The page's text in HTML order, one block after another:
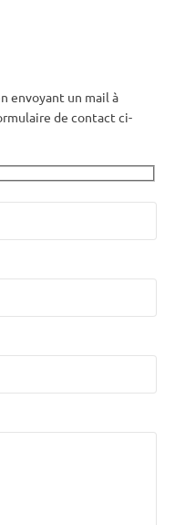
envoyant un mail à
de contact ci-